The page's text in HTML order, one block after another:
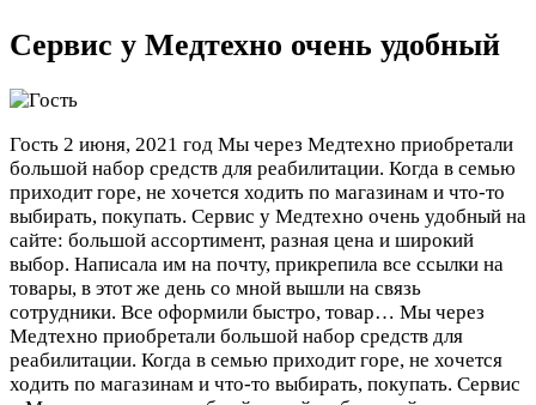
Сервис у Медтехно очень удобный
Гость 2 июня, 2021 год Мы через Медтехно приобретали
большой набор средств для реабилитации. Когда в семью
приходит горе, не хочется ходить по магазинам и что-то
выбирать, покупать. Сервис у Медтехно очень удобный на
сайте: большой ассортимент, разная цена и широкий
выбор. Написала им на почту, прикрепила все ссылки на
товары, в этот же день со мной вышли на связь
сотрудники. Все оформили быстро, товар… Мы через
Медтехно приобретали большой набор средств для
реабилитации. Когда в семью приходит горе, не хочется
ходить по магазинам и что-то выбирать, покупать. Сервис